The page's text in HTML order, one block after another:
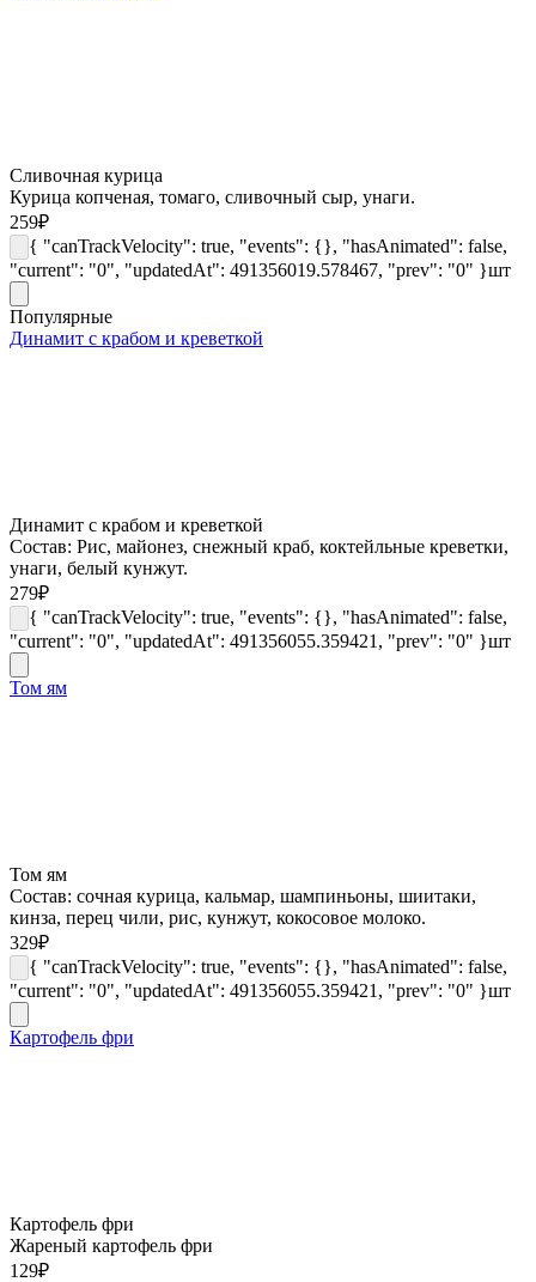
Сливочная курица
Курица копченая, томаго, сливочный сыр, унаги.
259₽
{ "canTrackVelocity": true, "events": {}, "hasAnimated": false,
"current": "0", "updatedAt": 491356019.578467, "prev": "0" }шт
Популярные
Динамит с крабом и креветкой
Динамит с крабом и креветкой
Состав: Рис, майонез, снежный краб, коктейльные креветки,
унаги, белый кунжут.
279₽
{ "canTrackVelocity": true, "events": {}, "hasAnimated": false,
"current": "0", "updatedAt": 491356055.359421, "prev": "0" }шт
Том ям
Том ям
Состав: сочная курица, кальмар, шампиньоны, шиитаки,
кинза, перец чили, рис, кунжут, кокосовое молоко.
329₽
{ "canTrackVelocity": true, "events": {}, "hasAnimated": false,
"current": "0", "updatedAt": 491356055.359421, "prev": "0" }шт
Картофель фри
Картофель фри
Жареный картофель фри
129₽